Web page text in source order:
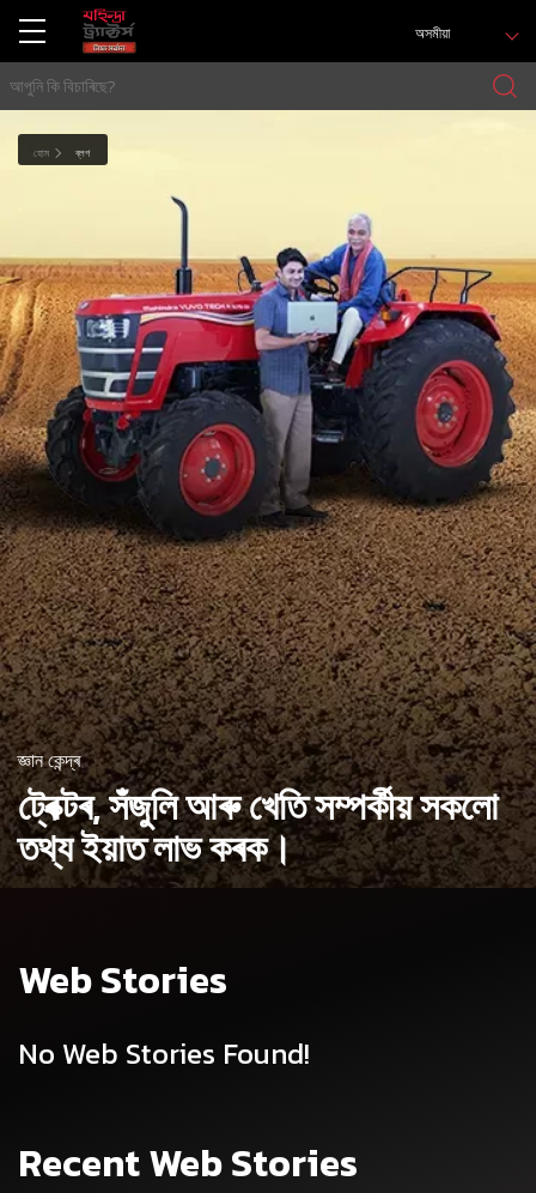
অসমীয়া
হোম ব্লগ
জ্ঞান কেন্দ্ৰ
ট্ৰেক্টৰ, সঁজুলি আৰু খেতি সম্পৰ্কীয়সকলো
তথ্য ইয়াত লাভ কৰক।
Web Stories
No Web Stories Found!
Recent Web Stories